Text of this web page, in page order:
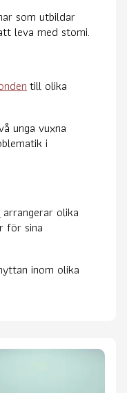
som utbildar
leva med stomi.
till olika
unga vuxna
i
arrangerar olika
för sina
inom olika